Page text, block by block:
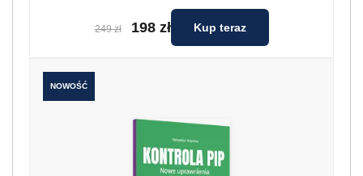
249 zł 198 zł Kup teraz
NOWOŚĆ